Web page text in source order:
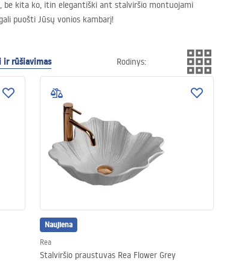
be kita ko, itin elegantiški ant stalviršio montuojami
puošti Jūsų vonios kambarį!
ir rūšiavimas Rodinys:
Naujiena
Rea
Stalviršio praustuvas Rea Flower Grey